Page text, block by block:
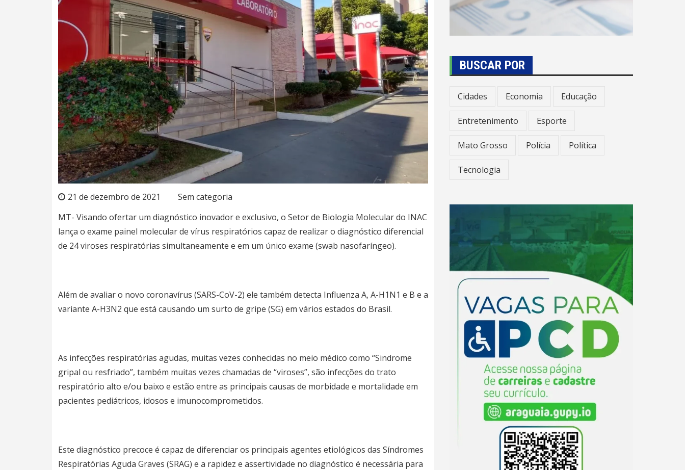
21 de dezembro de 2021
Sem categoria
MT- Visando ofertar um diagnóstico inovador e exclusivo, o Setor de Biologia Molecular do INAC
lança o exame painel molecular de vírus respiratórios capaz de realizar o diagnóstico diferencial
de 24 viroses respiratórias simultaneamente e em um único exame (swab nasofaríngeo).
Além de avaliar o novo coronavírus (SARS-CoV-2) ele também detecta Influenza A, A-H1N1 e B e a
variante A-H3N2 que está causando um surto de gripe (SG) em vários estados do Brasil.
As infecções respiratórias agudas, muitas vezes conhecidas no meio médico como “Sindrome
gripal ou resfriado”, também muitas vezes chamadas de “viroses”, são infecções do trato
respiratório alto e/ou baixo e estão entre as principais causas de morbidade e mortalidade em
pacientes pediátricos, idosos e imunocomprometidos.
Este diagnóstico precoce é capaz de diferenciar os principais agentes etiológicos das Síndromes
Respiratórias Aguda Graves (SRAG) e a rapidez e assertividade no diagnóstico é necessária para
BUSCAR POR
Cidades Economia Educação
Entretenimento Esporte
Mato Grosso Polícia Política
Tecnologia